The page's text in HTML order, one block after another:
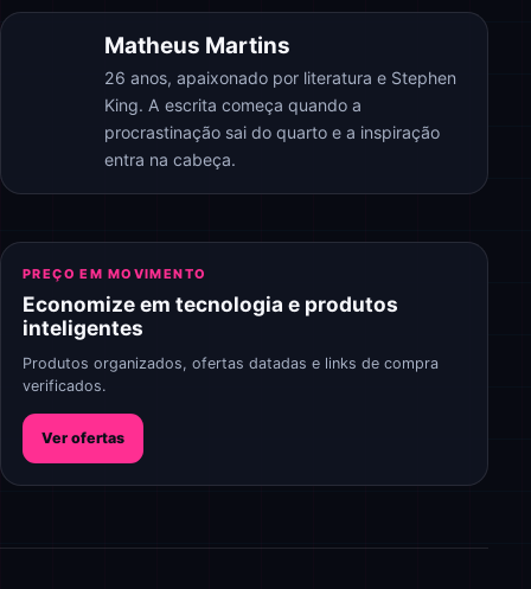
Matheus Martins
26 anos, apaixonado por literatura e Stephen
King. A escrita começa quando a
procrastinação sai do quarto e a inspiração
entra na cabeça.
PREÇO EM MOVIMENTO
Economize em tecnologia e produtos
inteligentes
Produtos organizados, ofertas datadas e links de compra
verificados.
Ver ofertas